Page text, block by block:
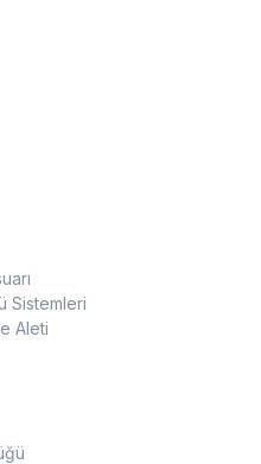
Sistemleri
Aleti